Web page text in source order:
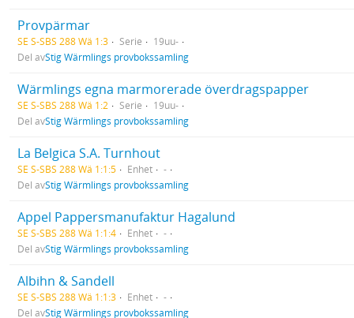
Provpärmar
SE S-SBS 288 Wä 1:3 Serie
19uu-
Del avStig Wärmlings provbokssamling
Wärmlings egna marmorerade överdragspapper
SE S-SBS 288 Wä 1:2 Serie
19uu-
Del avStig Wärmlings provbokssamling
La Belgica S.A. Turnhout
SE S-SBS 288 Wä 1:1:5 Enhet
-
Del avStig Wärmlings provbokssamling
Appel Pappersmanufaktur Hagalund
SE S-SBS 288 Wä 1:1:4 Enhet
-
Del avStig Wärmlings provbokssamling
Albihn & Sandell
SE S-SBS 288 Wä 1:1:3 Enhet
-
Del avStig Wärmlings provbokssamling